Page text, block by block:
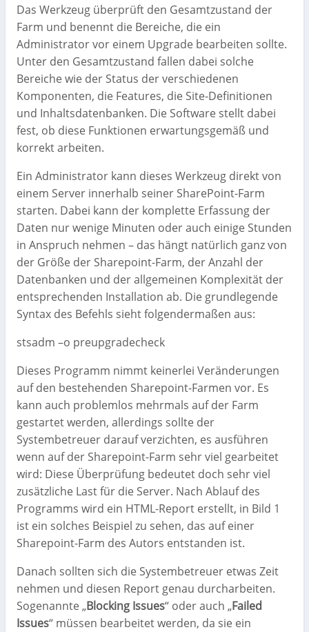
Das Werkzeug überprüft den Gesamtzustand der
Farm und benennt die Bereiche, die ein
Administrator vor einem Upgrade bearbeiten sollte.
Unter den Gesamtzustand fallen dabei solche
Bereiche wie der Status der verschiedenen
Komponenten, die Features, die Site-Definitionen
und Inhaltsdatenbanken. Die Software stellt dabei
fest, ob diese Funktionen erwartungsgemäß und
korrekt arbeiten.
Ein Administrator kann dieses Werkzeug direkt von
einem Server innerhalb seiner SharePoint-Farm
starten. Dabei kann der komplette Erfassung der
Daten nur wenige Minuten oder auch einige Stunden
in Anspruch nehmen – das hängt natürlich ganz von
der Größe der Sharepoint-Farm, der Anzahl der
Datenbanken und der allgemeinen Komplexität der
entsprechenden Installation ab. Die grundlegende
Syntax des Befehls sieht folgendermaßen aus:
stsadm –o preupgradecheck
Dieses Programm nimmt keinerlei Veränderungen
auf den bestehenden Sharepoint-Farmen vor. Es
kann auch problemlos mehrmals auf der Farm
gestartet werden, allerdings sollte der
Systembetreuer darauf verzichten, es ausführen
wenn auf der Sharepoint-Farm sehr viel gearbeitet
wird: Diese Überprüfung bedeutet doch sehr viel
zusätzliche Last für die Server. Nach Ablauf des
Programms wird ein HTML-Report erstellt, in Bild 1
ist ein solches Beispiel zu sehen, das auf einer
Sharepoint-Farm des Autors entstanden ist.
Danach sollten sich die Systembetreuer etwas Zeit
nehmen und diesen Report genau durcharbeiten.
Sogenannte „Blocking Issues“ oder auch „Failed
Issues“ müssen bearbeitet werden, da sie ein